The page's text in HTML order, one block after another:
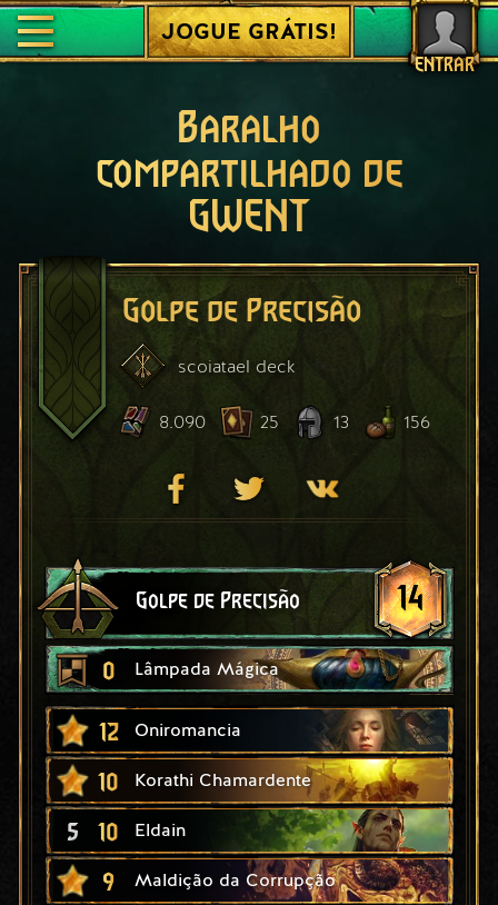
ENTRAR
JOGUE GRÁTIS!
Baralho
compartilhado de
GWENT
Golpe de Precisão
scoiatael deck
8.090 25 13 156
Golpe de Precisão 14
0 Lâmpada Mágica
12 Oniromancia
10 Korathi Chamardente
5 10 Eldain
9 Maldição da Corrupção